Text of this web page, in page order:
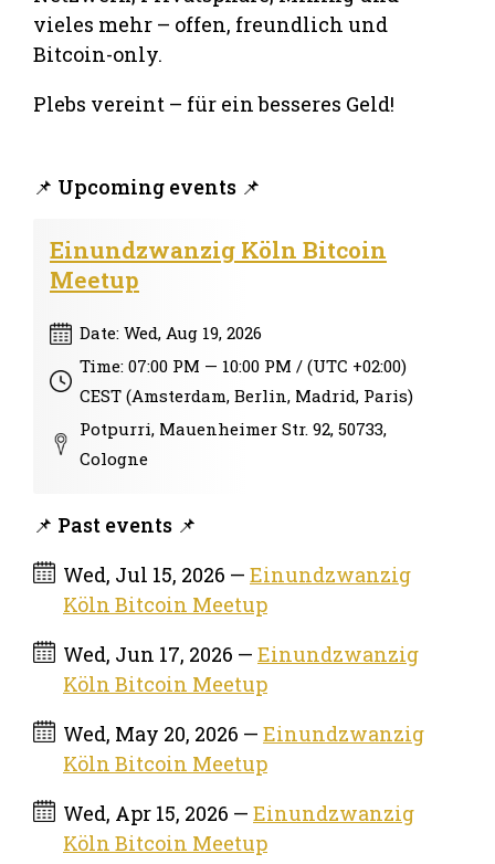
vieles mehr – offen, freundlich und
Bitcoin-only.
Plebs vereint – für ein besseres Geld!
📌 Upcoming events 📌
Einundzwanzig Köln Bitcoin
Meetup
Date: Wed, Aug 19, 2026
Time: 07:00 PM — 10:00 PM / (UTC +02:00)
CEST (Amsterdam, Berlin, Madrid, Paris)
Potpurri, Mauenheimer Str. 92, 50733,
Cologne
📌 Past events 📌
Wed, Jul 15, 2026 — Einundzwanzig
Köln Bitcoin Meetup
Wed, Jun 17, 2026 — Einundzwanzig
Köln Bitcoin Meetup
Wed, May 20, 2026 — Einundzwanzig
Köln Bitcoin Meetup
Wed, Apr 15, 2026 — Einundzwanzig
Köln Bitcoin Meetup